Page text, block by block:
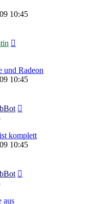
10:45
Radeon
10:45
komplett
10:45
aus